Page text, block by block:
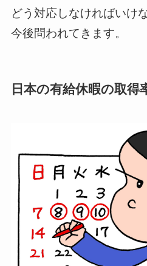
どう対応しなければいけ
今後問われてきます。
日本の有給休暇の取得